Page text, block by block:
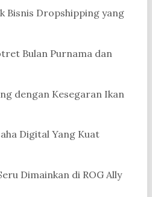
Bisnis Dropshipping yang
Bulan Purnama dan
dengan Kesegaran Ikan
Digital Yang Kuat
Dimainkan di ROG Ally